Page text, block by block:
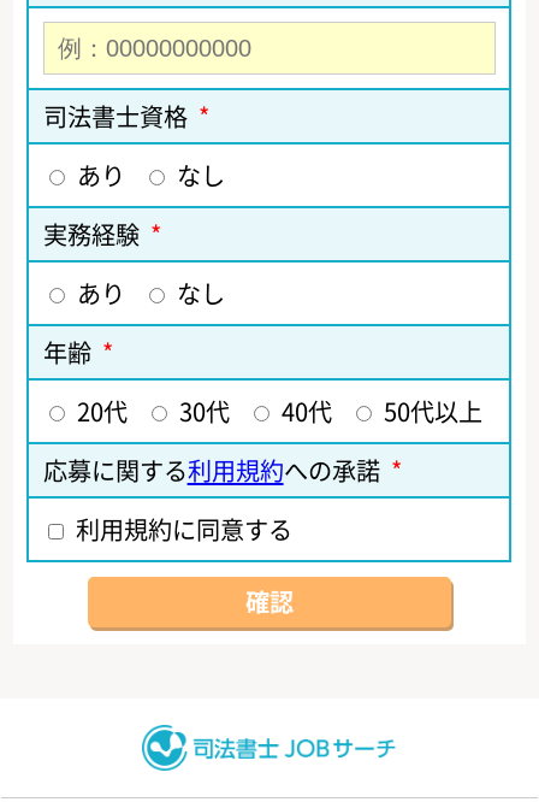
司法書士資格 *
あり
なし
実務経験 *
あり
なし
年齢 *
20代
30代 40代
50代以上
応募に関する利用規約への承諾 *
利用規約に同意する
確認